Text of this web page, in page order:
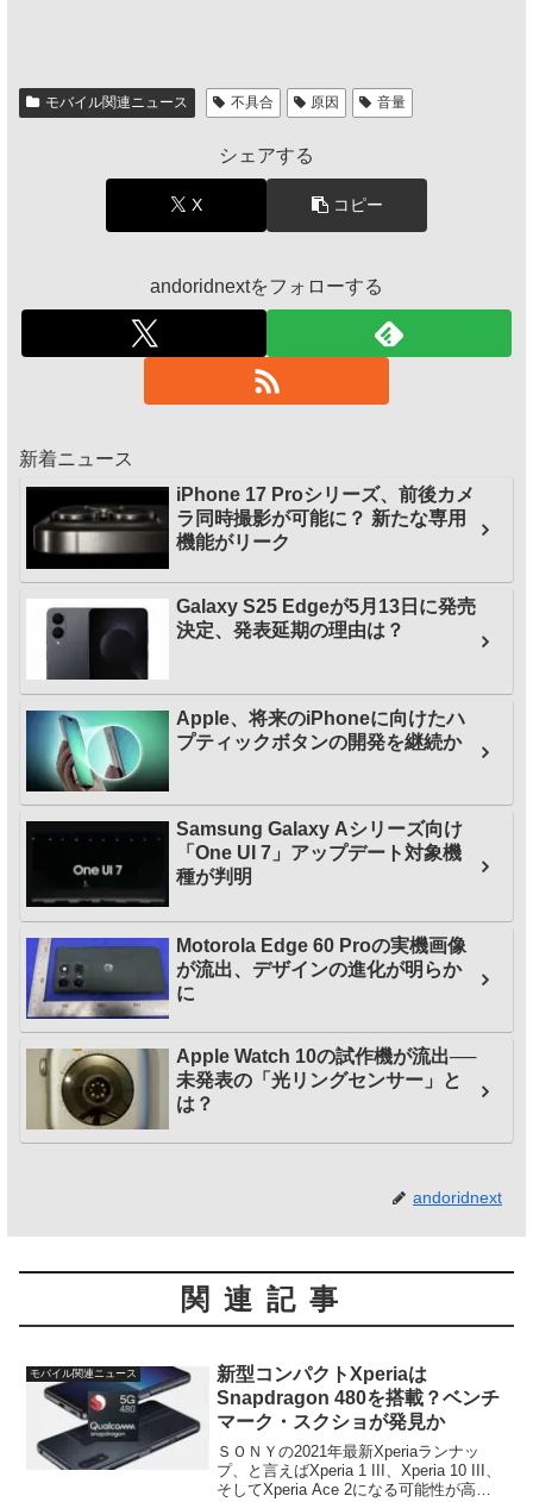
モバイル関連ニュース 不具合 原因 音量
シェアする
X コピー
andoridnextをフォローする
新着ニュース
iPhone 17 Proシリーズ、前後カメ
ラ同時撮影が可能に？ 新たな専用
機能がリーク
Galaxy S25 Edgeが5月13日に発売
決定、発表延期の理由は？
Apple、将来のiPhoneに向けたハ
プティックボタンの開発を継続か
Samsung Galaxy Aシリーズ向け
「One UI 7」アップデート対象機
種が判明
Motorola Edge 60 Proの実機画像
が流出、デザインの進化が明らか
に
Apple Watch 10の試作機が流出──
未発表の「光リングセンサー」と
は？
andoridnext
関連記事
モバイル関連ニュース
新型コンパクトXperiaは
Snapdragon 480を搭載？ベンチ
マーク・スクショが発見か
ＳＯＮＹの2021年最新Xperiaランナッ
プ、と言えばXperia 1 III、Xperia 10 III、
そしてXperia Ace 2になる可能性が高い